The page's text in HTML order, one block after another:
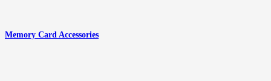
Memory Card Accessories